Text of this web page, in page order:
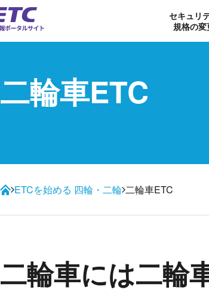
セキュリ
規格の変
二輪車ETC
ETCを始める 四輪・二輪 二輪車ETC
二輪車には二輪